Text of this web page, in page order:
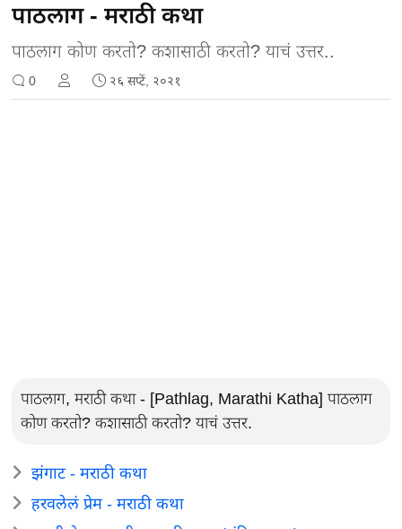
पाठलाग - मराठी कथा
पाठलाग कोण करतो? कशासाठी करतो? याचं उत्तर..
0 २६ सप्टें, २०२१
पाठलाग, मराठी कथा - [Pathlag, Marathi Katha] पाठलाग
कोण करतो? कशासाठी करतो? याचं उत्तर.
झंगाट - मराठी कथा
हरवलेलं प्रेम - मराठी कथा